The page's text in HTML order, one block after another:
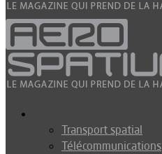
Transport spatial
Télécommunications